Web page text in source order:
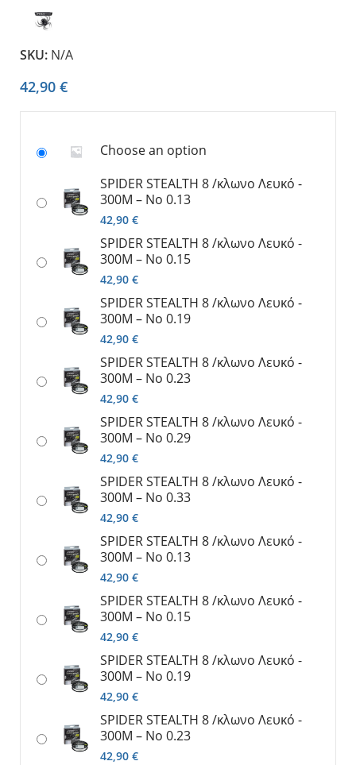
SKU: N/A
42,90 €
Choose an option
SPIDER SΤΕΑLTH 8 /κλωνο Λευκό -
300M – No 0.13
42,90 €
SPIDER SΤΕΑLTH 8 /κλωνο Λευκό -
300M – No 0.15
42,90 €
SPIDER SΤΕΑLTH 8 /κλωνο Λευκό -
300M – No 0.19
42,90 €
SPIDER SΤΕΑLTH 8 /κλωνο Λευκό -
300M – No 0.23
42,90 €
SPIDER SΤΕΑLTH 8 /κλωνο Λευκό -
300M – No 0.29
42,90 €
SPIDER SΤΕΑLTH 8 /κλωνο Λευκό -
300M – No 0.33
42,90 €
SPIDER SΤΕΑLTH 8 /κλωνο Λευκό -
300M – No 0.13
42,90 €
SPIDER SΤΕΑLTH 8 /κλωνο Λευκό -
300M – No 0.15
42,90 €
SPIDER SΤΕΑLTH 8 /κλωνο Λευκό -
300M – No 0.19
42,90 €
SPIDER SΤΕΑLTH 8 /κλωνο Λευκό -
300M – No 0.23
42,90 €